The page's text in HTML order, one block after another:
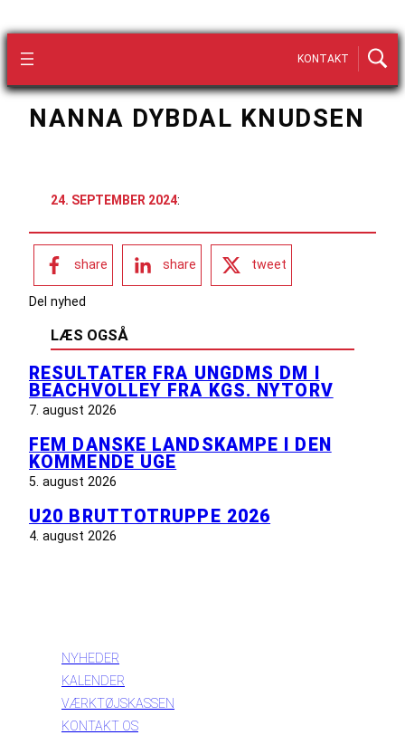
KONTAKT
NANNA DYBDAL KNUDSEN
24. SEPTEMBER 2024:
share share tweet
Del nyhed
LÆS OGSÅ
RESULTATER FRA UNGDMS DM I
BEACHVOLLEY FRA KGS. NYTORV
7. august 2026
FEM DANSKE LANDSKAMPE I DEN
KOMMENDE UGE
5. august 2026
U20 BRUTTOTRUPPE 2026
4. august 2026
NYHEDER
KALENDER
VÆRKTØJSKASSEN
KONTAKT OS